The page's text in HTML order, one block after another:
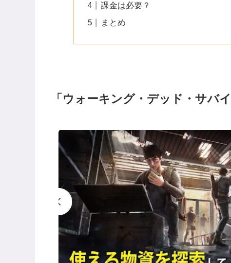
課金は必要？
まとめ
「ウォーキング・デッド・サバ